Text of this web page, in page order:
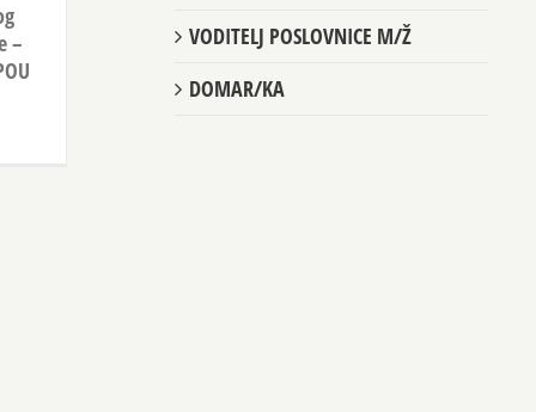
–
VODITELJ POSLOVNICE M/Ž
DOMAR/KA